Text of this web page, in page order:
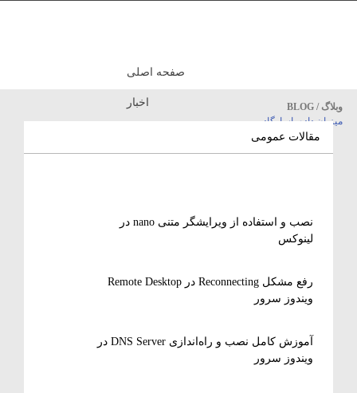
وبلاگ / BLOG
میزبان داده پاسارگاد
صفحه اصلی
اخبار
مقالات عمومی
نصب و استفاده از ویرایشگر متنی nano در
لینوکس
رفع مشکل Reconnecting در Remote Desktop
ویندوز سرور
آموزش کامل نصب و راه‌اندازی DNS Server در
ویندوز سرور